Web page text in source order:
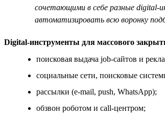
сочетающими в себе разные digital-
автоматизировать всю воронку
Digital-инструменты для массового
поисковая выдача job-сайтов и
социальные сети, поисковые
рассылки (e-mail, push, WhatsApp);
обзвон роботом и call-центром;